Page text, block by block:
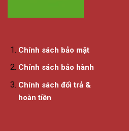
Chính sách bảo mật
Chính sách bảo hành
Chính sách đổi trả &
hoàn tiền